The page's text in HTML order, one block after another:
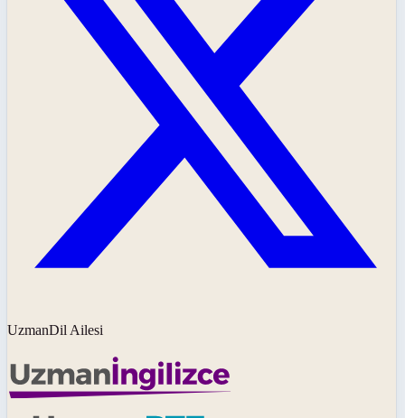
UzmanDil Ailesi